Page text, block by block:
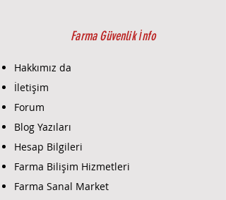
Farma Güvenlik İnfo
Hakkımız da
İletişim
Forum
Blog Yazıları
Hesap Bilgileri
Farma Bilişim Hizmetleri
Farma Sanal Market